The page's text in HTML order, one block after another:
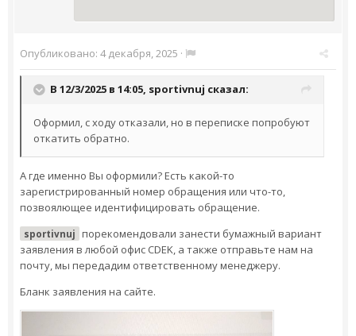
Опубликовано: 4 декабря, 2025 ·
В 12/3/2025 в 14:05, sportivnuj сказал:
Оформил, с ходу отказали, но в переписке попробуют
откатить обратно.
А где именно Вы оформили? Есть какой-то
зарегистрированный номер обращения или что-то,
позвоялющее идентифицировать обращение.
sportivnuj порекомендовали занести бумажный вариант
заявления в любой офис CDEK, а также отправьте нам на
почту, мы передадим ответственному менеджеру.
Бланк заявления на сайте.